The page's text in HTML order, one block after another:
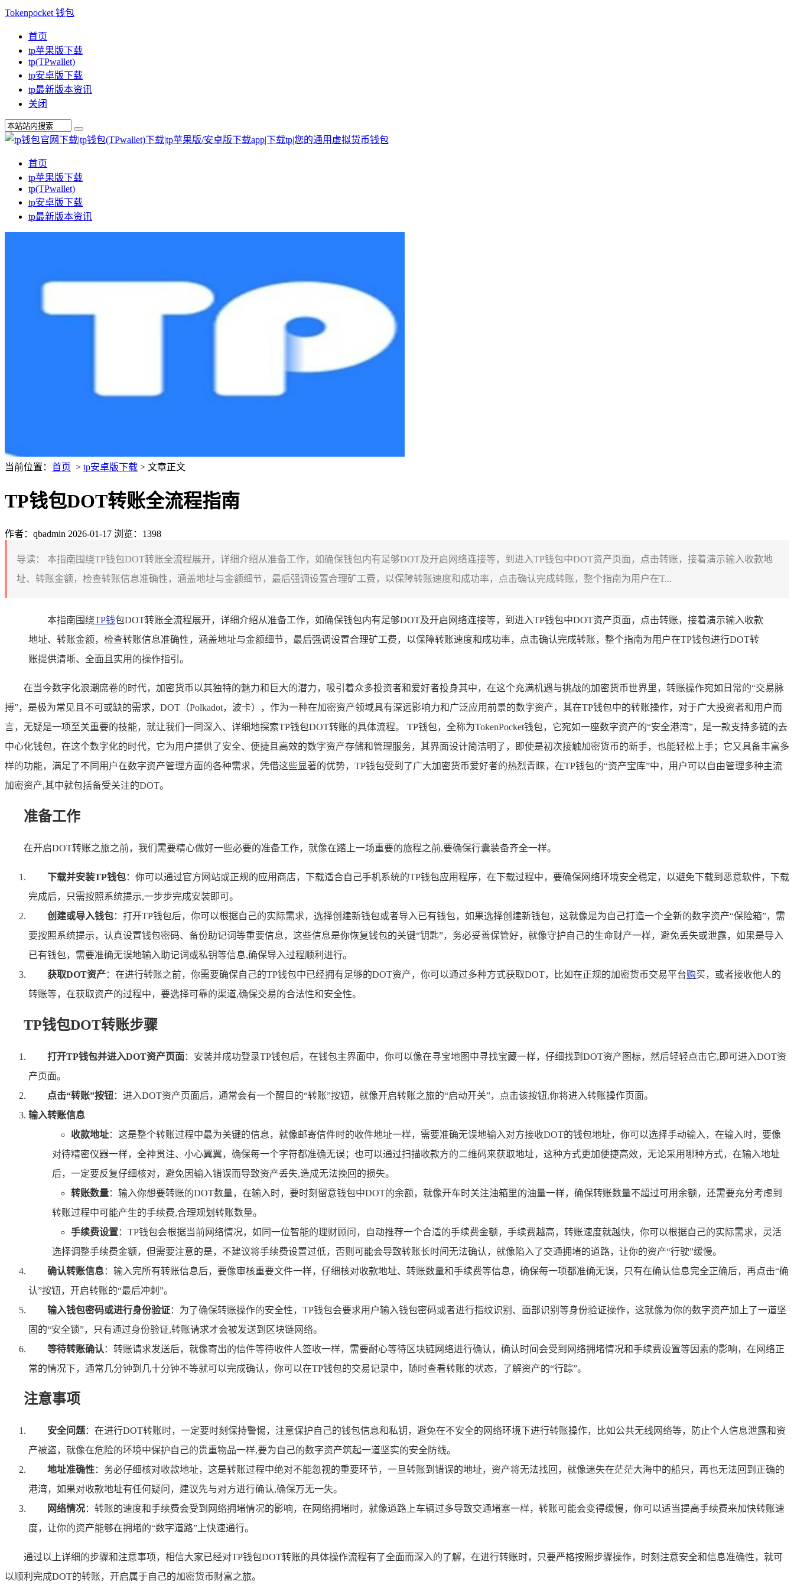
Tokenpocket 钱包
首页
tp苹果版下载
tp(TPwallet)
tp安卓版下载
tp最新版本资讯
关闭
首页
tp苹果版下载
tp(TPwallet)
tp安卓版下载
tp最新版本资讯
当前位置： 首页 > tp安卓版下载 > 文章正文
TP钱包DOT转账全流程指南
作者：qbadmin 2026-01-17 浏览：1398
导读：
本指南围绕TP钱包DOT转账全流程展开，详细介绍从准备工作，如确保钱包内有足够DOT及开启网络连接等，到进入TP钱包中DOT资产页面，点击转账，接着演示输入收款地
址、转账金额，检查转账信息准确性，涵盖地址与金额细节，最后强调设置合理矿工费，以保障转账速度和成功率，点击确认完成转账，整个指南为用户在T...
本指南围绕TP钱包DOT转账全流程展开，详细介绍从准备工作，如确保钱包内有足够DOT及开启网络连接等，到进入TP钱包中DOT资产页面，点击转账，接着演示输入收款
地址、转账金额，检查转账信息准确性，涵盖地址与金额细节，最后强调设置合理矿工费，以保障转账速度和成功率，点击确认完成转账，整个指南为用户在TP钱包进行DOT转
账提供清晰、全面且实用的操作指引。
在当今数字化浪潮席卷的时代，加密货币以其独特的魅力和巨大的潜力，吸引着众多投资者和爱好者投身其中，在这个充满机遇与挑战的加密货币世界里，转账操作宛如日常的“交易脉
搏”，是极为常见且不可或缺的需求，DOT（Polkadot，波卡），作为一种在加密资产领域具有深远影响力和广泛应用前景的数字资产，其在TP钱包中的转账操作，对于广大投资者和用户而
言，无疑是一项至关重要的技能，就让我们一同深入、详细地探索TP钱包DOT转账的具体流程。 TP钱包，全称为TokenPocket钱包，它宛如一座数字资产的“安全港湾”，是一款支持多链的去
中心化钱包，在这个数字化的时代，它为用户提供了安全、便捷且高效的数字资产存储和管理服务，其界面设计简洁明了，即使是初次接触加密货币的新手，也能轻松上手；它又具备丰富多
样的功能，满足了不同用户在数字资产管理方面的各种需求，凭借这些显著的优势，TP钱包受到了广大加密货币爱好者的热烈青睐，在TP钱包的“资产宝库”中，用户可以自由管理多种主流
加密资产,其中就包括备受关注的DOT。
准备工作
在开启DOT转账之旅之前，我们需要精心做好一些必要的准备工作，就像在踏上一场重要的旅程之前,要确保行囊装备齐全一样。
下载并安装TP钱包：你可以通过官方网站或正规的应用商店，下载适合自己手机系统的TP钱包应用程序，在下载过程中，要确保网络环境安全稳定，以避免下载到恶意软件，下载
完成后，只需按照系统提示,一步步完成安装即可。
创建或导入钱包：打开TP钱包后，你可以根据自己的实际需求，选择创建新钱包或者导入已有钱包，如果选择创建新钱包，这就像是为自己打造一个全新的数字资产“保险箱”，需
要按照系统提示，认真设置钱包密码、备份助记词等重要信息，这些信息是你恢复钱包的关键“钥匙”，务必妥善保管好，就像守护自己的生命财产一样，避免丢失或泄露，如果是导入
已有钱包，需要准确无误地输入助记词或私钥等信息,确保导入过程顺利进行。
获取DOT资产：在进行转账之前，你需要确保自己的TP钱包中已经拥有足够的DOT资产，你可以通过多种方式获取DOT，比如在正规的加密货币交易平台购买，或者接收他人的
转账等，在获取资产的过程中，要选择可靠的渠道,确保交易的合法性和安全性。
TP钱包DOT转账步骤
打开TP钱包并进入DOT资产页面：安装并成功登录TP钱包后，在钱包主界面中，你可以像在寻宝地图中寻找宝藏一样，仔细找到DOT资产图标，然后轻轻点击它,即可进入DOT资
产页面。
点击“转账”按钮：进入DOT资产页面后，通常会有一个醒目的“转账”按钮，就像开启转账之旅的“启动开关”，点击该按钮,你将进入转账操作页面。
输入转账信息
收款地址：这是整个转账过程中最为关键的信息，就像邮寄信件时的收件地址一样，需要准确无误地输入对方接收DOT的钱包地址，你可以选择手动输入，在输入时，要像
对待精密仪器一样，全神贯注、小心翼翼，确保每一个字符都准确无误；也可以通过扫描收款方的二维码来获取地址，这种方式更加便捷高效，无论采用哪种方式，在输入地址
后，一定要反复仔细核对，避免因输入错误而导致资产丢失,造成无法挽回的损失。
转账数量：输入你想要转账的DOT数量，在输入时，要时刻留意钱包中DOT的余额，就像开车时关注油箱里的油量一样，确保转账数量不超过可用余额，还需要充分考虑到
转账过程中可能产生的手续费,合理规划转账数量。
手续费设置：TP钱包会根据当前网络情况，如同一位智能的理财顾问，自动推荐一个合适的手续费金额，手续费越高，转账速度就越快，你可以根据自己的实际需求，灵活
选择调整手续费金额，但需要注意的是，不建议将手续费设置过低，否则可能会导致转账长时间无法确认，就像陷入了交通拥堵的道路，让你的资产“行驶”缓慢。
确认转账信息：输入完所有转账信息后，要像审核重要文件一样，仔细核对收款地址、转账数量和手续费等信息，确保每一项都准确无误，只有在确认信息完全正确后，再点击“确
认”按钮，开启转账的“最后冲刺”。
输入钱包密码或进行身份验证：为了确保转账操作的安全性，TP钱包会要求用户输入钱包密码或者进行指纹识别、面部识别等身份验证操作，这就像为你的数字资产加上了一道坚
固的“安全锁”，只有通过身份验证,转账请求才会被发送到区块链网络。
等待转账确认 ：转账请求发送后，就像寄出的信件等待收件人签收一样，需要耐心等待区块链网络进行确认，确认时间会受到网络拥堵情况和手续费设置等因素的影响，在网络正
常的情况下，通常几分钟到几十分钟不等就可以完成确认，你可以在TP钱包的交易记录中，随时查看转账的状态，了解资产的“行踪”。
注意事项
安全问题：在进行DOT转账时，一定要时刻保持警惕，注意保护自己的钱包信息和私钥，避免在不安全的网络环境下进行转账操作，比如公共无线网络等，防止个人信息泄露和资
产被盗，就像在危险的环境中保护自己的贵重物品一样,要为自己的数字资产筑起一道坚实的安全防线。
地址准确性：务必仔细核对收款地址，这是转账过程中绝对不能忽视的重要环节，一旦转账到错误的地址，资产将无法找回，就像迷失在茫茫大海中的船只，再也无法回到正确的
港湾，如果对收款地址有任何疑问，建议先与对方进行确认,确保万无一失。
网络情况：转账的速度和手续费会受到网络拥堵情况的影响，在网络拥堵时，就像道路上车辆过多导致交通堵塞一样，转账可能会变得缓慢，你可以适当提高手续费来加快转账速
度，让你的资产能够在拥堵的“数字道路”上快速通行。
通过以上详细的步骤和注意事项，相信大家已经对TP钱包DOT转账的具体操作流程有了全面而深入的了解，在进行转账时，只要严格按照步骤操作，时刻注意安全和信息准确性，就可
以顺利完成DOT的转账，开启属于自己的加密货币财富之旅。